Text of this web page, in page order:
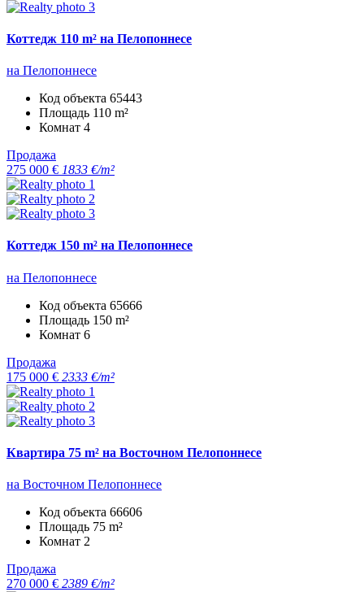
Коттедж 110 m² на Пелопоннесе
на Пелопоннесе
Код объекта 65443
Площадь 110 m²
Комнат 4
Продажа
275 000 € 1833 €/m²
Коттедж 150 m² на Пелопоннесе
на Пелопоннесе
Код объекта 65666
Площадь 150 m²
Комнат 6
Продажа
175 000 € 2333 €/m²
Квартира 75 m² на Восточном Пелопоннесе
на Восточном Пелопоннесе
Код объекта 66606
Площадь 75 m²
Комнат 2
Продажа
270 000 € 2389 €/m²